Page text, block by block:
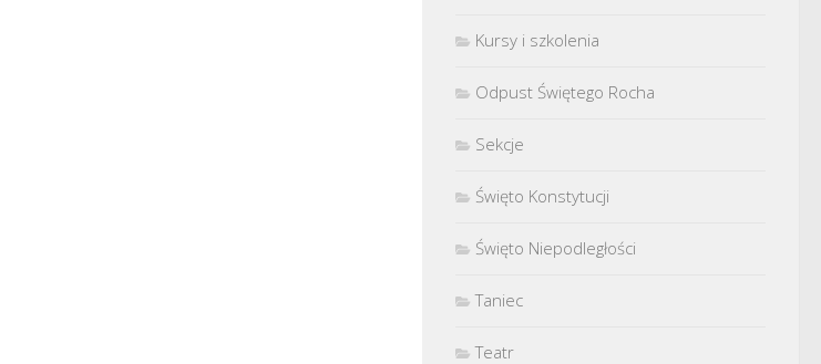
Kursy i szkolenia
Odpust Świętego Rocha
Sekcje
Święto Konstytucji
Święto Niepodległości
Taniec
Teatr